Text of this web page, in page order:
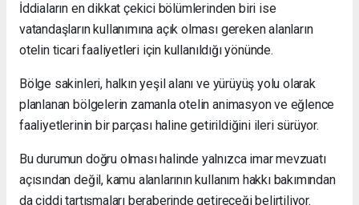
İddiaların en dikkat çekici bölümlerinden biri ise
vatandaşların kullanımına açık olması gereken alanların
otelin ticari faaliyetleri için kullanıldığı yönünde.
Bölge sakinleri, halkın yeşil alanı ve yürüyüş yolu olarak
planlanan bölgelerin zamanla otelin animasyon ve eğlence
faaliyetlerinin bir parçası haline getirildiğini ileri sürüyor.
Bu durumun doğru olması halinde yalnızca imar mevzuatı
açısından değil, kamu alanlarının kullanım hakkı bakımından
da ciddi tartışmaları beraberinde getireceği belirtiliyor.